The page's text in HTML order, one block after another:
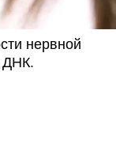
нервной
ДНК.